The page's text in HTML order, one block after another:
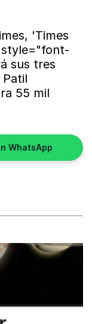
'Times
style="font-
sus tres
55 mil
WhatsApp